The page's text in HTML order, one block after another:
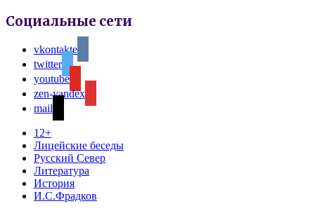
Социальные сети
vkontakte
twitter
youtube
zen-yandex
mail
12+
Лицейские беседы
Русский Север
Литература
История
И.С.Фрадков